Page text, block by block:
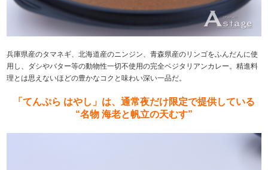
兵庫県産のタマネギ、北海道産のニンジン、青森県産のリンゴをふんだんに使
用し、ダシやバター等の動物性一切不使用の完全ベジタリアンカレー。精進料
理とは思えないほどの豊かなコクと味わい深い一品だ。
「てんぷら はやし」は、通常夜だけ限定で提供している
“名物 海老と帆立の天むす”